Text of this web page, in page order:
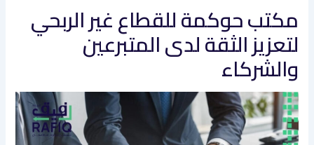
مكتب حوكمة للقطاع غير الربحي
لتعزيز الثقة لدى المتبرعين
والشركاء